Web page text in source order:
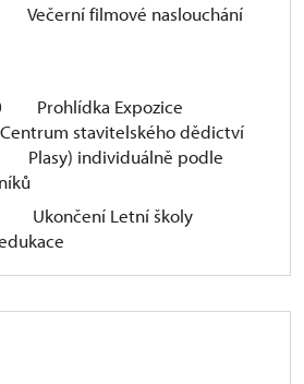
filmové naslouchání
Prohlídka Expozice
stavitelského dědictví
podle
Letní školy